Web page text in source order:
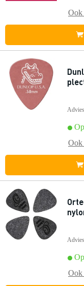
Ook
Ook
Ook